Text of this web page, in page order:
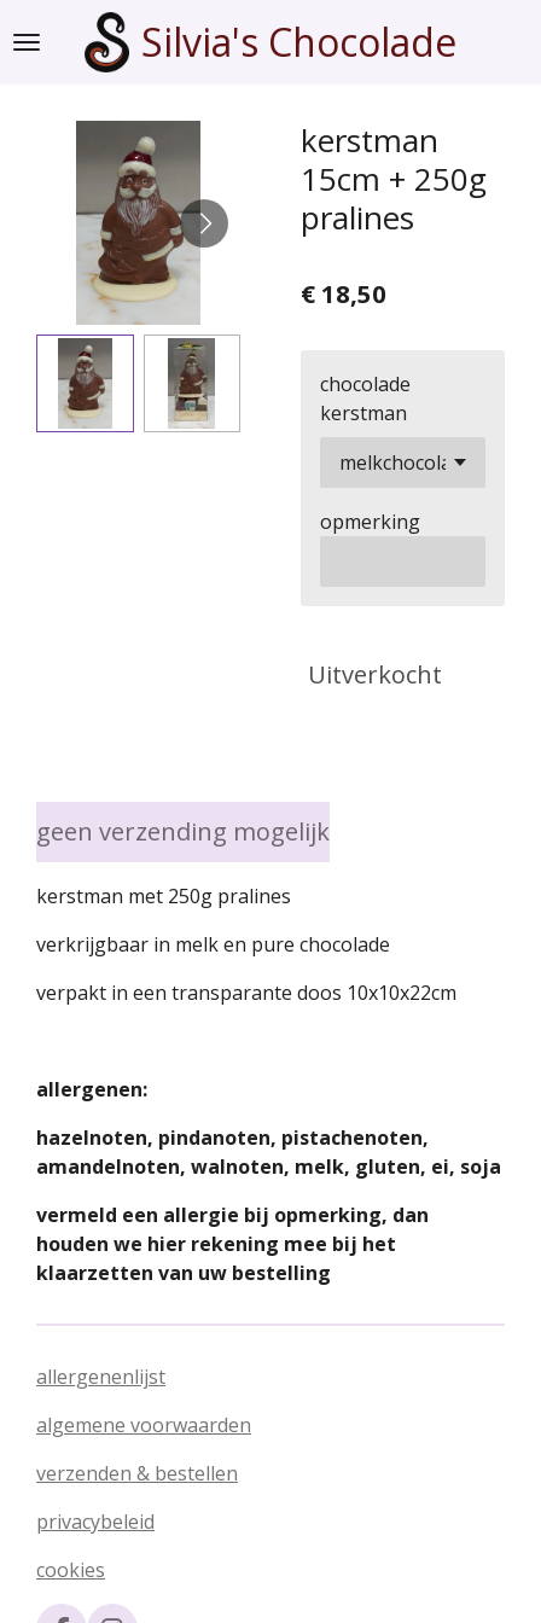
direct
Silvia's Chocolade
kerstman
15cm + 250g
pralines
€ 18,50
chocolade
kerstman
opmerking
Uitverkocht
geen verzending mogelijk
kerstman met 250g pralines
verkrijgbaar in melk en pure chocolade
verpakt in een transparante doos 10x10x22cm
allergenen:
hazelnoten, pindanoten, pistachenoten,
amandelnoten, walnoten, melk, gluten, ei, soja
vermeld een allergie bij opmerking, dan
houden we hier rekening mee bij het
klaarzetten van uw bestelling
allergenenlijst
algemene voorwaarden
verzenden & bestellen
privacybeleid
cookies